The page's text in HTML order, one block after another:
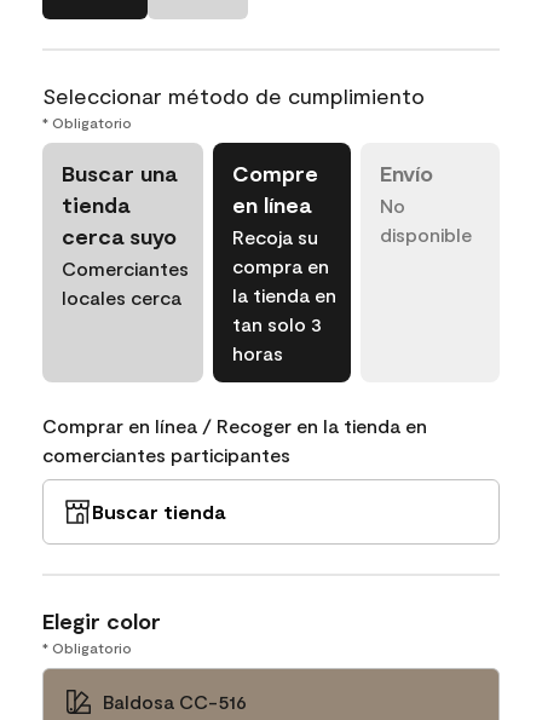
Seleccionar método de cumplimiento
* Obligatorio
Buscar una
tienda
cerca suyo
Comerciantes
locales cerca
Compre
en línea
Recoja su
compra en
la tienda en
tan solo 3
horas
Envío
No
disponible
Comprar en línea / Recoger en la tienda en
comerciantes participantes
Buscar tienda
Elegir color
* Obligatorio
Baldosa CC-516